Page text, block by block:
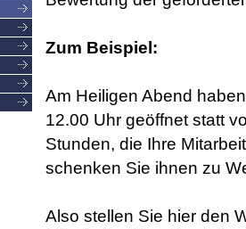
Zum Beispiel:
Am Heiligen Abend
12.00 Uhr geöffnet statt
Stunden, die Ihre
schenken Sie ihnen zu
Also stellen Sie hier den